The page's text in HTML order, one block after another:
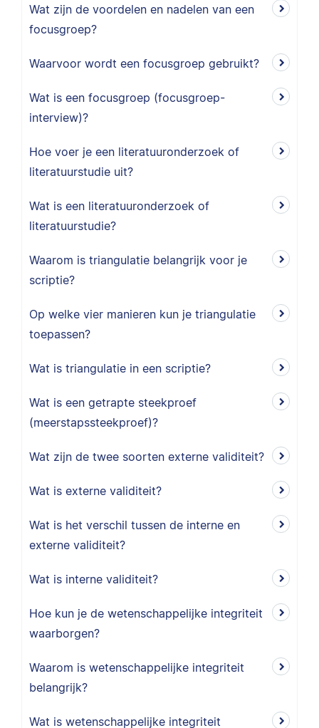
Wat zijn de voordelen en nadelen van een
focusgroep?
Waarvoor wordt een focusgroep gebruikt?
Wat is een focusgroep (focusgroep-
interview)?
Hoe voer je een literatuuronderzoek of
literatuurstudie uit?
Wat is een literatuuronderzoek of
literatuurstudie?
Waarom is triangulatie belangrijk voor je
scriptie?
Op welke vier manieren kun je triangulatie
toepassen?
Wat is triangulatie in een scriptie?
Wat is een getrapte steekproef
(meerstapssteekproef)?
Wat zijn de twee soorten externe validiteit?
Wat is externe validiteit?
Wat is het verschil tussen de interne en
externe validiteit?
Wat is interne validiteit?
Hoe kun je de wetenschappelijke integriteit
waarborgen?
Waarom is wetenschappelijke integriteit
belangrijk?
Wat is wetenschappelijke integriteit